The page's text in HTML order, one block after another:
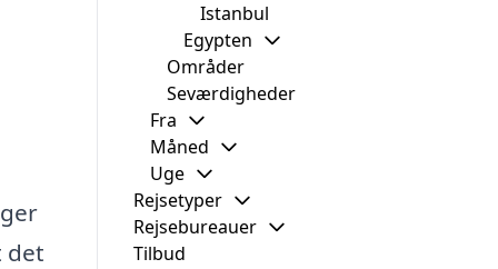
det
Istanbul
Egypten
Områder
Seværdigheder
Fra
Måned
Uge
Rejsetyper
Rejsebureauer
Tilbud